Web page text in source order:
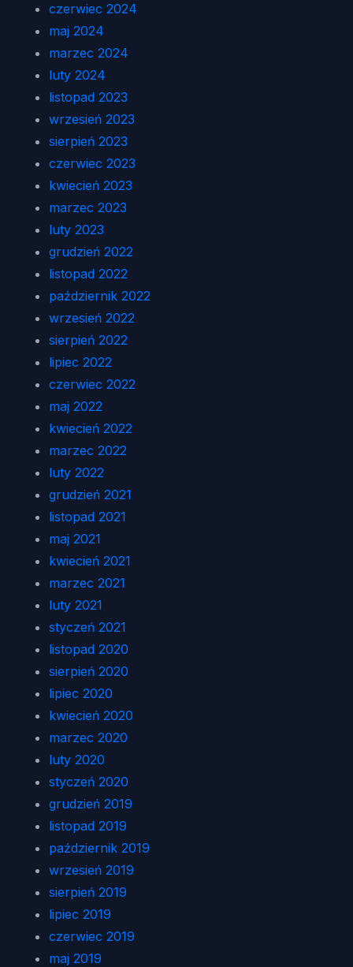
czerwiec 2024
maj 2024
marzec 2024
luty 2024
listopad 2023
wrzesień 2023
sierpień 2023
czerwiec 2023
kwiecień 2023
marzec 2023
luty 2023
grudzień 2022
listopad 2022
październik 2022
wrzesień 2022
sierpień 2022
lipiec 2022
czerwiec 2022
maj 2022
kwiecień 2022
marzec 2022
luty 2022
grudzień 2021
listopad 2021
maj 2021
kwiecień 2021
marzec 2021
luty 2021
styczeń 2021
listopad 2020
sierpień 2020
lipiec 2020
kwiecień 2020
marzec 2020
luty 2020
styczeń 2020
grudzień 2019
listopad 2019
październik 2019
wrzesień 2019
sierpień 2019
lipiec 2019
czerwiec 2019
maj 2019